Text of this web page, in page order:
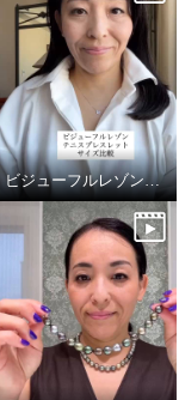
ビジューフルレゾンテニスブレスレット比較